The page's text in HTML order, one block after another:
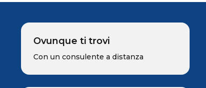
Ovunque ti trovi
Con un consulente a distanza